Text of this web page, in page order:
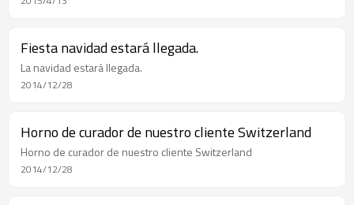
Fiesta navidad estará llegada.
La navidad estará llegada.
2014/12/28
Horno de curador de nuestro cliente Switzerland
Horno de curador de nuestro cliente Switzerland
2014/12/28